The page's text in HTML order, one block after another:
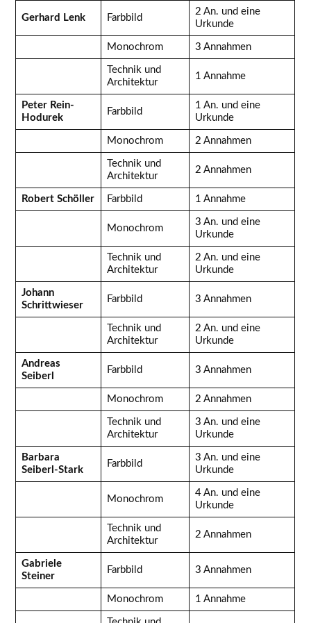
Gerhard Lenk Farbbild
2 An. und eine
Urkunde
Monochrom 3 Annahmen
Technik und
Architektur
1 Annahme
Peter Rein-
Hodurek
Farbbild
1 An. und eine
Urkunde
Monochrom 2 Annahmen
Technik und
Architektur
2 Annahmen
Robert Schöller Farbbild 1 Annahme
Monochrom
3 An. und eine
Urkunde
Technik und
Architektur
2 An. und eine
Urkunde
Johann
Schrittwieser
Farbbild 3 Annahmen
Technik und
Architektur
2 An. und eine
Urkunde
Andreas
Seiberl
Farbbild 3 Annahmen
Monochrom 2 Annahmen
Technik und
Architektur
3 An. und eine
Urkunde
Barbara
Seiberl-Stark
Farbbild
3 An. und eine
Urkunde
Monochrom
4 An. und eine
Urkunde
Technik und
Architektur
2 Annahmen
Gabriele
Steiner
Farbbild 3 Annahmen
Monochrom 1 Annahme